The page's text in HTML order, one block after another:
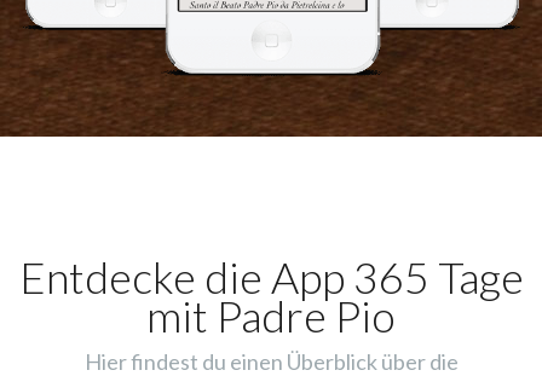
Entdecke die App 365 Tage
mit Padre Pio
Hier findest du einen Überblick über die